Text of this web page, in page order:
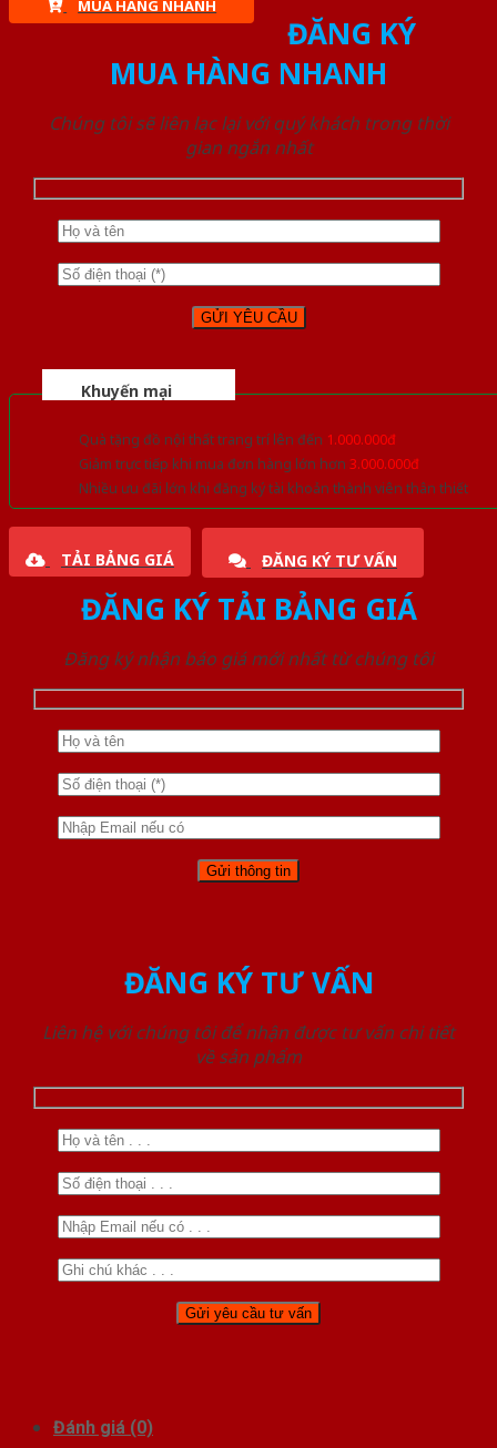
MUA HÀNG NHANH
ĐĂNG KÝ
MUA HÀNG NHANH
Chúng tôi sẽ liên lạc lại với quý khách trong thời
gian ngắn nhất
Khuyến mại
Quà tặng đồ nội thất trang trí lên đến 1.000.000đ
Giảm trực tiếp khi mua đơn hàng lớn hơn 3.000.000đ
Nhiều ưu đãi lớn khi đăng ký tài khoản thành viên thân thiết
TẢI BẢNG GIÁ ĐĂNG KÝ TƯ VẤN
ĐĂNG KÝ TẢI BẢNG GIÁ
Đăng ký nhận báo giá mới nhất từ chúng tôi
ĐĂNG KÝ TƯ VẤN
Liên hệ với chúng tôi để nhận được tư vấn chi tiết
về sản phẩm
Đánh giá (0)